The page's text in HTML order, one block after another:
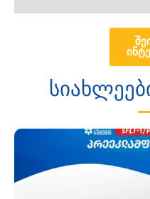
ყველა
ზუსტი, დროული,
დიაგნოსტიკური
მოწინავე
მე-10 საიუბილეო წელი